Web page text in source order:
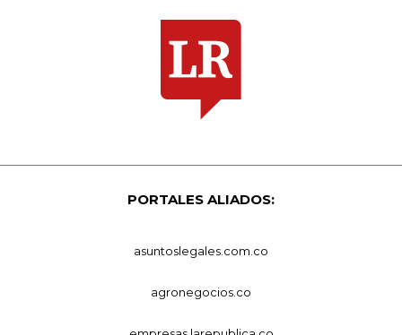
PORTALES ALIADOS:
asuntoslegales.com.co
agronegocios.co